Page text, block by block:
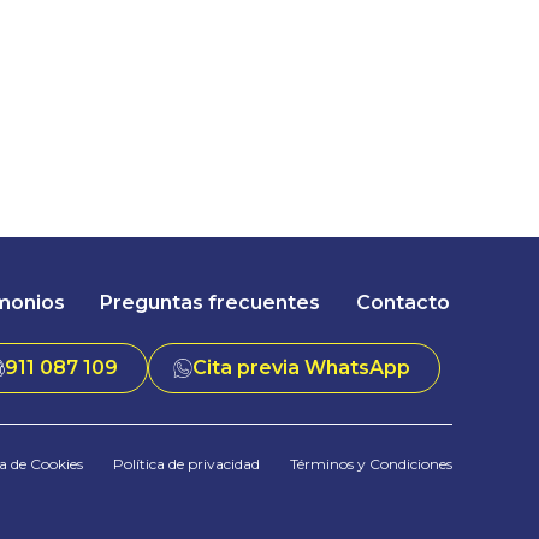
Preguntas frecuentes Contacto
911 087 109 Cita previa WhatsApp
de Cookies Política de privacidad Términos y Condiciones